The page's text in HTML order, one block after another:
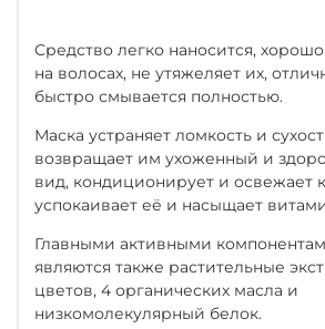
Средство легко наносится,
на волосах, не утяжеляет их,
быстро смывается полностью.
Маска устраняет ломкость и
возвращает им ухоженный и
вид, кондиционирует и освежает
успокаивает её и насыщает
Главными активными
являются также растительные
цветов, 4 органических масла и
низкомолекулярный белок.